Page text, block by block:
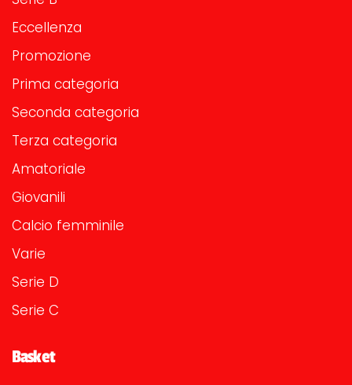
Eccellenza
Promozione
Prima categoria
Seconda categoria
Terza categoria
Amatoriale
Giovanili
Calcio femminile
Varie
Serie D
Serie C
Basket